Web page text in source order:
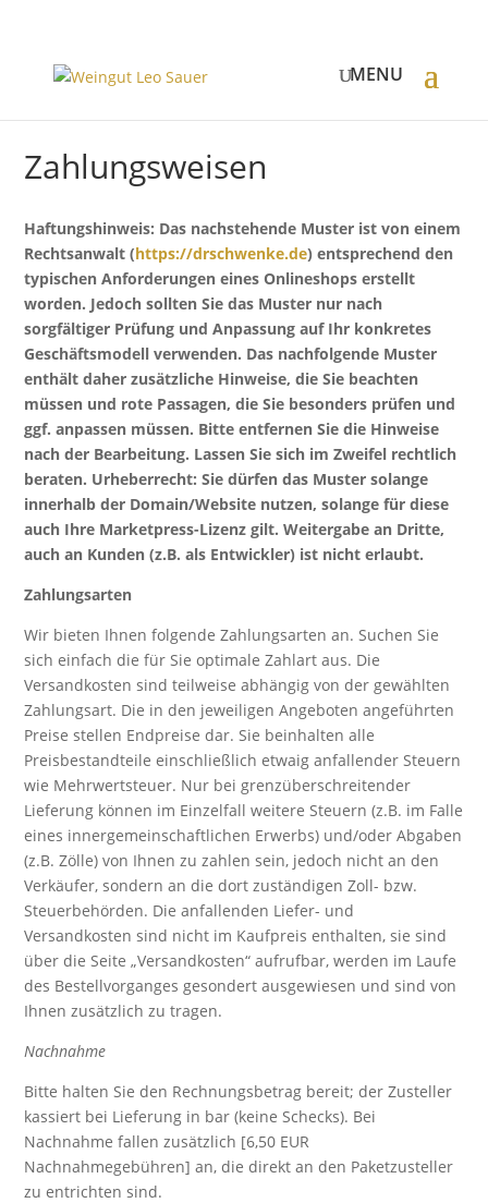
Zahlungsweisen
Haftungshinweis: Das nachstehende Muster ist von einem
Rechtsanwalt (https://drschwenke.de) entsprechend den
typischen Anforderungen eines Onlineshops erstellt
worden. Jedoch sollten Sie das Muster nur nach
sorgfältiger Prüfung und Anpassung auf Ihr konkretes
Geschäftsmodell verwenden. Das nachfolgende Muster
enthält daher zusätzliche Hinweise, die Sie beachten
müssen und rote Passagen, die Sie besonders prüfen und
ggf. anpassen müssen. Bitte entfernen Sie die Hinweise
nach der Bearbeitung. Lassen Sie sich im Zweifel rechtlich
beraten. Urheberrecht: Sie dürfen das Muster solange
innerhalb der Domain/Website nutzen, solange für diese
auch Ihre Marketpress-Lizenz gilt. Weitergabe an Dritte,
auch an Kunden (z.B. als Entwickler) ist nicht erlaubt.
Zahlungsarten
Wir bieten Ihnen folgende Zahlungsarten an. Suchen Sie
sich einfach die für Sie optimale Zahlart aus. Die
Versandkosten sind teilweise abhängig von der gewählten
Zahlungsart. Die in den jeweiligen Angeboten angeführten
Preise stellen Endpreise dar. Sie beinhalten alle
Preisbestandteile einschließlich etwaig anfallender Steuern
wie Mehrwertsteuer. Nur bei grenzüberschreitender
Lieferung können im Einzelfall weitere Steuern (z.B. im Falle
eines innergemeinschaftlichen Erwerbs) und/oder Abgaben
(z.B. Zölle) von Ihnen zu zahlen sein, jedoch nicht an den
Verkäufer, sondern an die dort zuständigen Zoll- bzw.
Steuerbehörden. Die anfallenden Liefer- und
Versandkosten sind nicht im Kaufpreis enthalten, sie sind
über die Seite „Versandkosten“ aufrufbar, werden im Laufe
des Bestellvorganges gesondert ausgewiesen und sind von
Ihnen zusätzlich zu tragen.
Nachnahme
Bitte halten Sie den Rechnungsbetrag bereit; der Zusteller
kassiert bei Lieferung in bar (keine Schecks). Bei
Nachnahme fallen zusätzlich [6,50 EUR
Nachnahmegebühren] an, die direkt an den Paketzusteller
zu entrichten sind.